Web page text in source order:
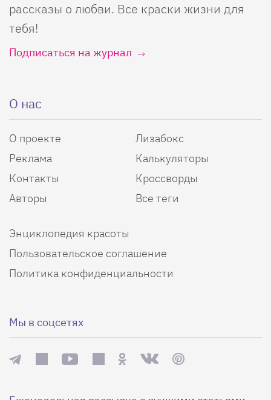
рассказы о любви. Все краски жизни для
тебя!
Подписаться на журнал
О нас
О проекте
Реклама
Контакты
Авторы
Лизабокс
Калькуляторы
Кроссворды
Все теги
Энциклопедия красоты
Пользовательское соглашение
Политика конфиденциальности
Мы в соцсетях